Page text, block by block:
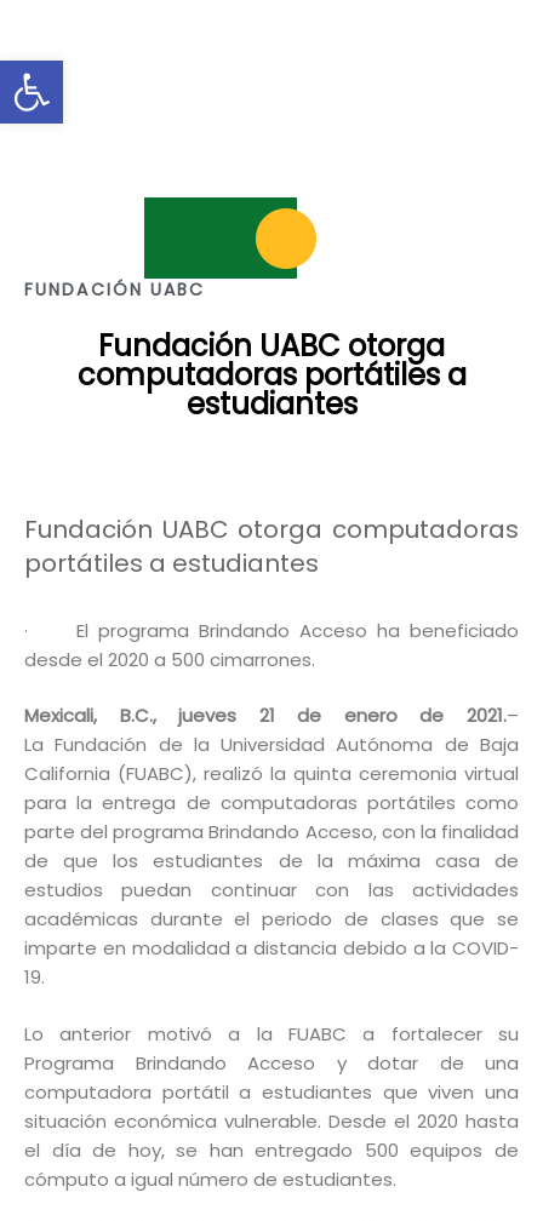
Abrir barra de herramientas
FUNDACIÓN UABC
Fundación UABC otorga
computadoras portátiles a
estudiantes
Fundación UABC otorga computadoras
portátiles a estudiantes
· El programa Brindando Acceso ha beneficiado
desde el 2020 a 500 cimarrones.
Mexicali, B.C., jueves 21 de enero de 2021.–
La Fundación de la Universidad Autónoma de Baja
California (FUABC), realizó la quinta ceremonia virtual
para la entrega de computadoras portátiles como
parte del programa Brindando Acceso, con la finalidad
de que los estudiantes de la máxima casa de
estudios puedan continuar con las actividades
académicas durante el periodo de clases que se
imparte en modalidad a distancia debido a la COVID-
19.
Lo anterior motivó a la FUABC a fortalecer su
Programa Brindando Acceso y dotar de una
computadora portátil a estudiantes que viven una
situación económica vulnerable. Desde el 2020 hasta
el día de hoy, se han entregado 500 equipos de
cómputo a igual número de estudiantes.